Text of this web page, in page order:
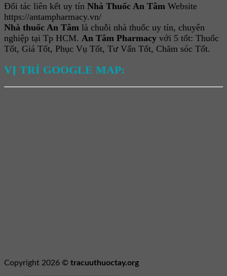
Đối tác liên kết uy tín Nhà Thuốc An Tâm Website
https://antampharmacy.vn/
Nhà thuốc An Tâm là chuỗi nhà thuốc uy tín, chuyên
nghiệp tại Tp HCM. An Tâm Pharmacy với 5 tốt: Thuốc
Tốt, Giá Tốt, Phục Vụ Tốt, Tư Vấn Tốt, Chăm sóc Tốt.
VỊ TRÍ GOOGLE MAP:
Copyright 2026 © tracuuthuoctay.org